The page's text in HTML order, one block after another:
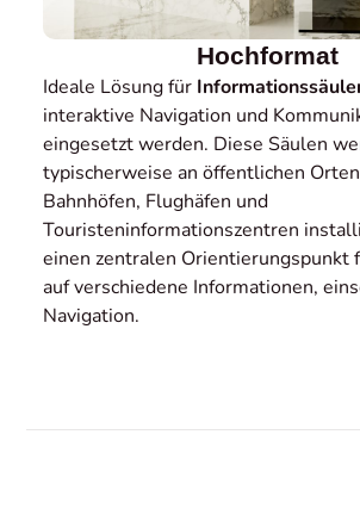
Hochformat
Ideale Lösung für
interaktive Navigation und
eingesetzt werden. Diese Säulen
typischerweise an öffentlichen
Bahnhöfen, Flughäfen und
Touristeninformationszentren
einen zentralen Orientierungspunkt
auf verschiedene Informationen,
Navigation.